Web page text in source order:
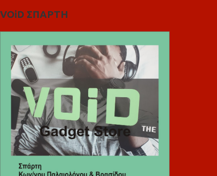
VOiD ΣΠΑΡΤΗ